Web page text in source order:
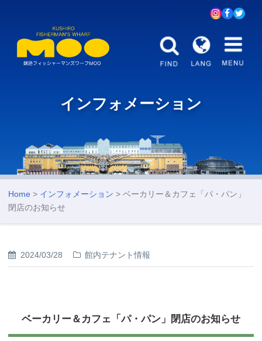
インフォメーション
Home > インフォメーション > ベーカリー＆カフェ「パ・パン」
閉店のお知らせ
2024/03/28 館内テナント情報
ベーカリー＆カフェ「パ・パン」閉店のお知らせ